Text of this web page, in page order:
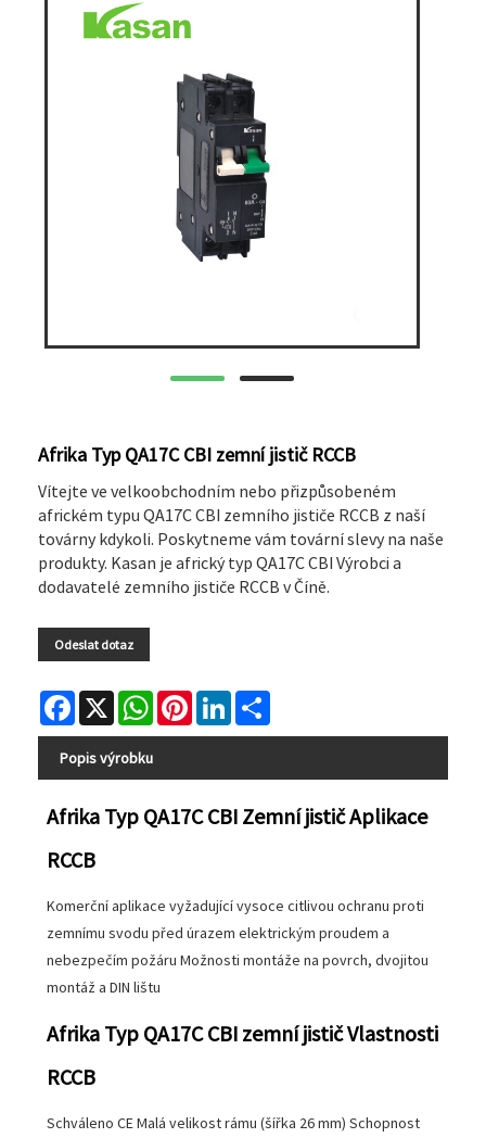
Afrika Typ QA17C CBI zemní jistič RCCB
Vítejte ve velkoobchodním nebo přizpůsobeném
africkém typu QA17C CBI zemního jističe RCCB z naší
továrny kdykoli. Poskytneme vám tovární slevy na naše
produkty. Kasan je africký typ QA17C CBI Výrobci a
dodavatelé zemního jističe RCCB v Číně.
Odeslat dotaz
Facebook
X WhatsAppPinterestLinkedIn
Popis výrobku
Afrika Typ QA17C CBI Zemní jistič Aplikace
RCCB
Komerční aplikace vyžadující vysoce citlivou ochranu proti
zemnímu svodu před úrazem elektrickým proudem a
nebezpečím požáru Možnosti montáže na povrch, dvojitou
montáž a DIN lištu
Afrika Typ QA17C CBI zemní jistič Vlastnosti
RCCB
Schváleno CE Malá velikost rámu (šířka 26 mm) Schopnost